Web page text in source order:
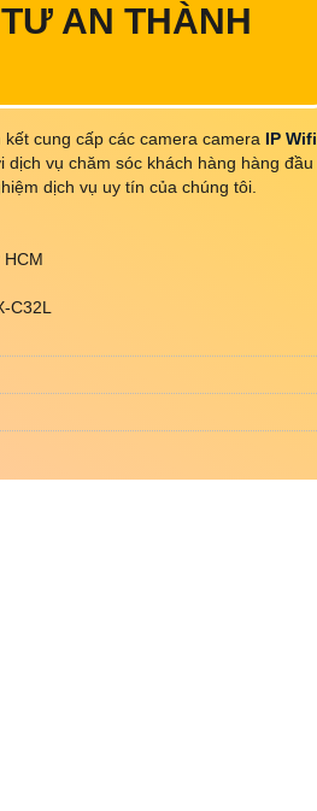
AN THÀNH
cung cấp các camera camera IP Wifi
vụ chăm sóc khách hàng hàng đầu
dịch vụ uy tín của chúng tôi.
C32L